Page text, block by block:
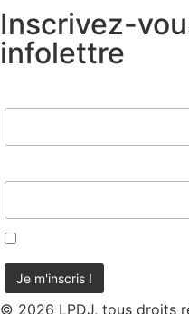
Inscrivez-
infolettre
© 2026 LPDJ, tous droits